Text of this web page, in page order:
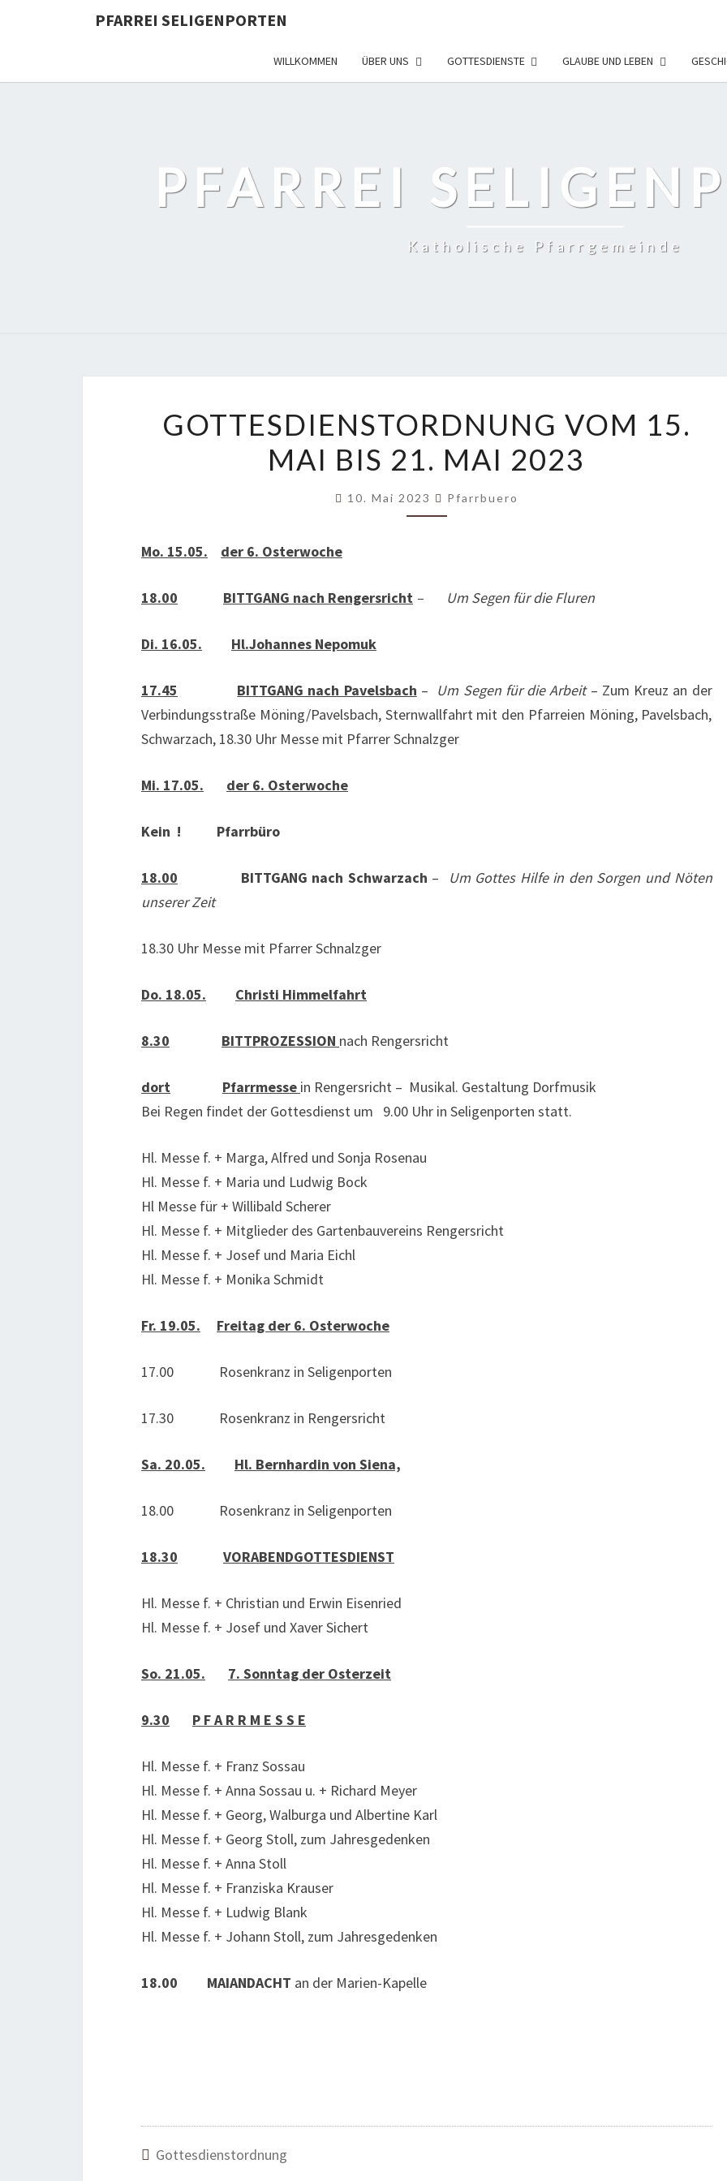
PFARREI SELIGENPORTEN
WILLKOMMEN ÜBER UNS GOTTESDIENSTE GLAUBE UND LEBEN
PFARREI
Katholische Pfarrgemeinde
VOM
15.
MAI
BIS
GOTTESDIENSTORDNUNG VOM 15.
MAI BIS 21. MAI 2023
10. Mai 2023 Pfarrbuero
Mo. 15.05. der 6. Osterwoche
18.00 BITTGANG nach Rengersricht – Um Segen für die Fluren
Di. 16.05. Hl.Johannes Nepomuk
17.45 BITTGANG nach Pavelsbach – Um Segen für die Arbeit – Zum Kreuz an der
Verbindungsstraße Möning/Pavelsbach, Sternwallfahrt mit den Pfarreien Möning, Pavelsbach,
Schwarzach, 18.30 Uhr Messe mit Pfarrer Schnalzger
Mi. 17.05. der 6. Osterwoche
Kein ! Pfarrbüro
18.00 BITTGANG nach Schwarzach –
Um Gottes Hilfe in den Sorgen und Nöten
unserer Zeit
18.30 Uhr Messe mit Pfarrer Schnalzger
Do. 18.05. Christi Himmelfahrt
8.30 BITTPROZESSION nach Rengersricht
dort Pfarrmesse in Rengersricht – Musikal. Gestaltung Dorfmusik
Bei Regen findet der Gottesdienst um 9.00 Uhr in Seligenporten statt.
Hl. Messe f. + Marga, Alfred und Sonja Rosenau
Hl. Messe f. + Maria und Ludwig Bock
Hl Messe für + Willibald Scherer
Hl. Messe f. + Mitglieder des Gartenbauvereins Rengersricht
Hl. Messe f. + Josef und Maria Eichl
Hl. Messe f. + Monika Schmidt
Fr. 19.05. Freitag der 6. Osterwoche
17.00 Rosenkranz in Seligenporten
17.30 Rosenkranz in Rengersricht
Sa. 20.05. Hl. Bernhardin von Siena,
18.00 Rosenkranz in Seligenporten
18.30 VORABENDGOTTESDIENST
Hl. Messe f. + Christian und Erwin Eisenried
Hl. Messe f. + Josef und Xaver Sichert
So. 21.05. 7. Sonntag der Osterzeit
9.30 P F A R R M E S S E
Hl. Messe f. + Franz Sossau
Hl. Messe f. + Anna Sossau u. + Richard Meyer
Hl. Messe f. + Georg, Walburga und Albertine Karl
Hl. Messe f. + Georg Stoll, zum Jahresgedenken
Hl. Messe f. + Anna Stoll
Hl. Messe f. + Franziska Krauser
Hl. Messe f. + Ludwig Blank
Hl. Messe f. + Johann Stoll, zum Jahresgedenken
18.00 MAIANDACHT an der Marien-Kapelle
Gottesdienstordnung